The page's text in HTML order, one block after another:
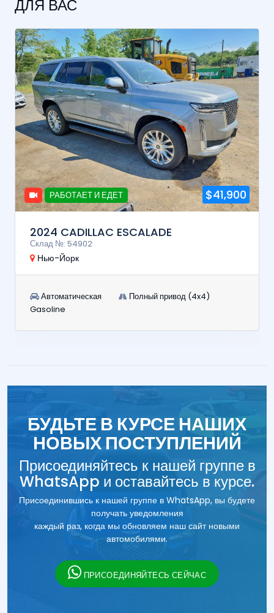
ДЛЯ ВАС
РАБОТАЕТ И ЕДЕТ $41,900
2024 CADILLAC ESCALADE
Склад №: 54902
Нью-Йорк
Автоматическая
Полный привод (4x4)
Gasoline
БУДЬТЕ В КУРСЕ НАШИХ
НОВЫХ ПОСТУПЛЕНИЙ
Присоединяйтесь к нашей группе в
WhatsApp и оставайтесь в курсе.
Присоединившись к нашей группе в WhatsApp, вы будете
получать уведомления
каждый раз, когда мы обновляем наш сайт новыми
автомобилями.
ПРИСОЕДИНЯЙТЕСЬ СЕЙЧАС